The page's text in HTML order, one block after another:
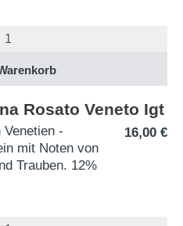
Rosato Veneto Igt
-
mit Noten von
Trauben. 12%
16,00 €